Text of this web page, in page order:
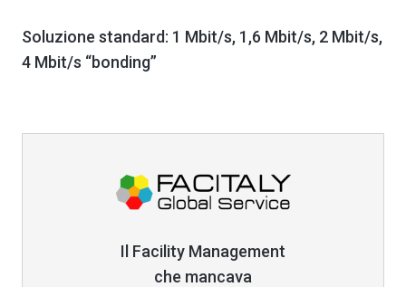
Il Facility Management
che mancava
Soluzione standard: 1 Mbit/s, 1,6 Mbit/s, 2 Mbit/s,
4 Mbit/s “bonding”